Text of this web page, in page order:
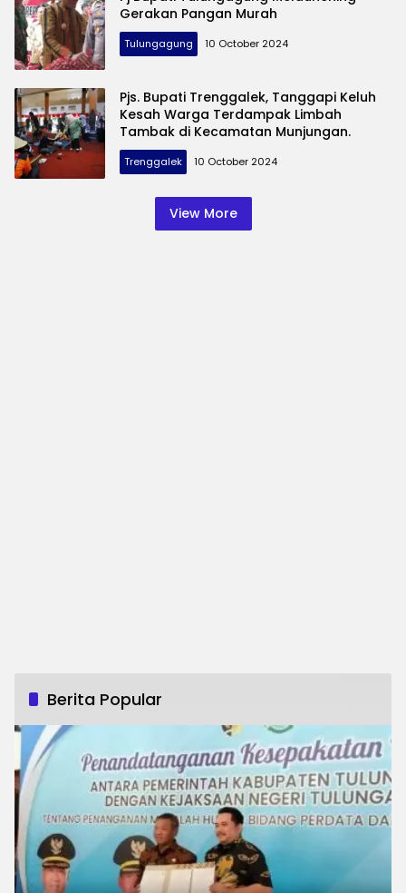
Gerakan Pangan Murah
Tulungagung 10 October 2024
Pjs. Bupati Trenggalek, Tanggapi Keluh
Kesah Warga Terdampak Limbah
Tambak di Kecamatan Munjungan.
Trenggalek 10 October 2024
View More
Berita Popular